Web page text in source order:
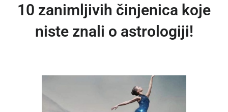
10 zanimljivih činjenica koje
niste znali o astrologiji!